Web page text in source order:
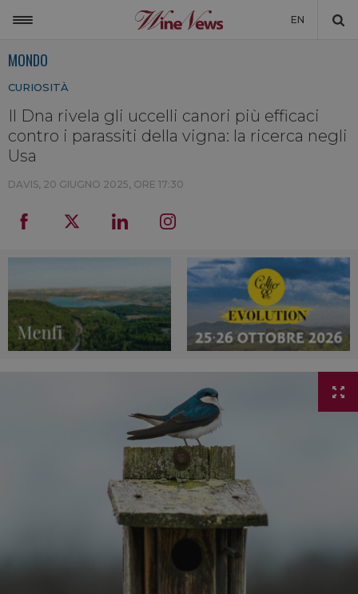
EN
NON SOLO VINO
LA CANTINA DI WINENEWS
DICONO DI NOI
MONDO
CURIOSITÀ
Il Dna rivela gli uccelli canori più efficaci
contro i parassiti della vigna: la ricerca negli
Usa
DAVIS, 20 GIUGNO 2025, ORE 17:30